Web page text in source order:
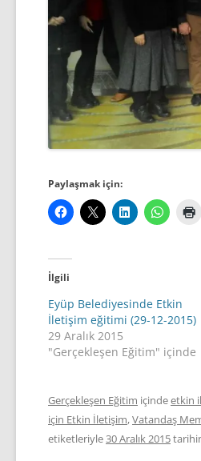
Paylaşmak için:
İlgili
Eyüp Belediyesinde Etkin
İletişim eğitimi (29-12-2015)
29 Aralık 2015
"Gerçekleşen Eğitim" içinde
Gerçekleşen Eğitim içindeetkin
için Etkin İletişim,Vatandaş
etiketleriyle30 Aralık 2015